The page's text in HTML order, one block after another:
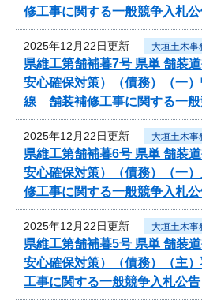
修工事に関する一般競争入札
2025年12月22日更新 大垣土木事
県維工第舗補暮7号 県単 舗装
安心確保対策）（債務）（一
線 舗装補修工事に関する一般
2025年12月22日更新 大垣土木事
県維工第舗補暮6号 県単 舗装
安心確保対策）（債務）（一
修工事に関する一般競争入札
2025年12月22日更新 大垣土木事
県維工第舗補暮5号 県単 舗装
安心確保対策）（債務）（主
工事に関する一般競争入札公告